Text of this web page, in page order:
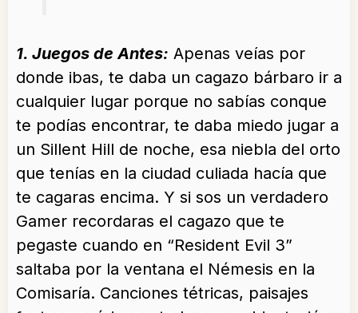
1. Juegos de Antes: Apenas veías por
donde ibas, te daba un cagazo bárbaro ir a
cualquier lugar porque no sabías conque
te podías encontrar, te daba miedo jugar a
un Sillent Hill de noche, esa niebla del orto
que tenías en la ciudad culiada hacía que
te cagaras encima. Y si sos un verdadero
Gamer recordaras el cagazo que te
pegaste cuando en “Resident Evil 3”
saltaba por la ventana el Némesis en la
Comisaría. Canciones tétricas, paisajes